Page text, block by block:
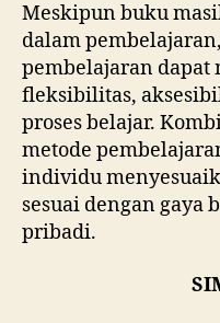
Meskipun buku
dalam
pembelajaran
fleksibilitas,
proses belajar.
metode
individu
sesuai dengan gaya
pribadi.